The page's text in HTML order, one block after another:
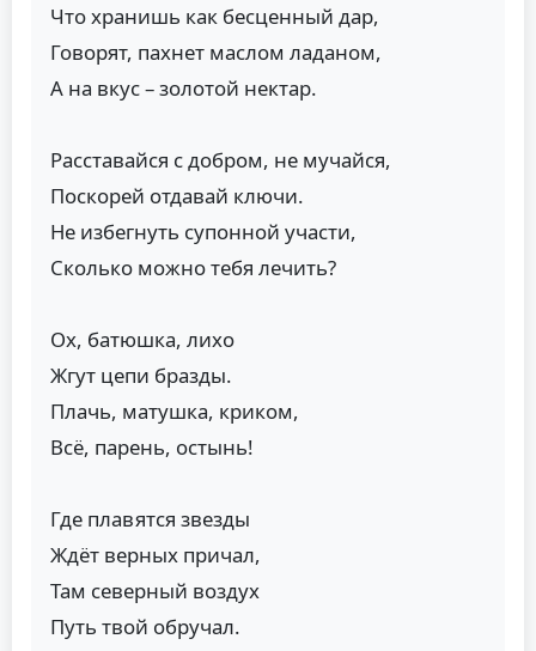
Что хранишь как бесценный дар,
Говорят, пахнет маслом ладаном,
А на вкус – золотой нектар.
Расставайся с добром, не мучайся,
Поскорей отдавай ключи.
Не избегнуть супонной участи,
Сколько можно тебя лечить?
Ох, батюшка, лихо
Жгут цепи бразды.
Плачь, матушка, криком,
Всё, парень, остынь!
Где плавятся звезды
Ждёт верных причал,
Там северный воздух
Путь твой обручал.